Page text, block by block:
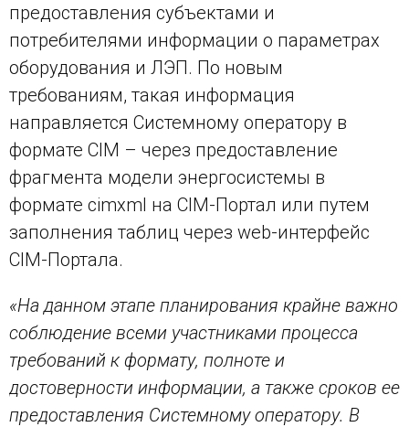
предоставления субъектами и
потребителями информации о параметрах
оборудования и ЛЭП. По новым
требованиям, такая информация
направляется Системному оператору в
формате CIM – через предоставление
фрагмента модели энергосистемы в
формате cimxml на CIM-Портал или путем
заполнения таблиц через web-интерфейс
CIM-Портала.
«На данном этапе планирования крайне важно
соблюдение всеми участниками процесса
требований к формату, полноте и
достоверности информации, а также сроков ее
предоставления Системному оператору. В